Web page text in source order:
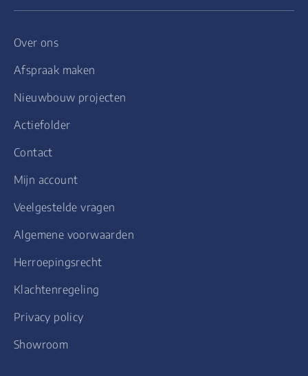
Over ons
Afspraak maken
Nieuwbouw projecten
Actiefolder
Contact
Mijn account
Veelgestelde vragen
Algemene voorwaarden
Herroepingsrecht
Klachtenregeling
Privacy policy
Showroom